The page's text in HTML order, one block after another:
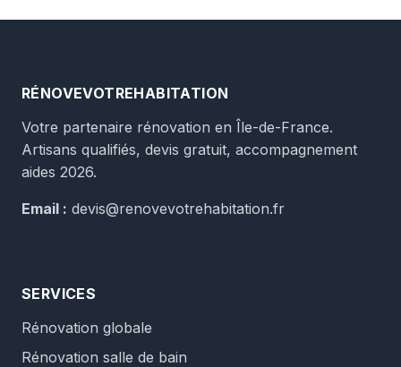
RÉNOVEVOTREHABITATION
Votre partenaire rénovation en Île-de-France.
Artisans qualifiés, devis gratuit, accompagnement
aides 2026.
Email : devis@renovevotrehabitation.fr
SERVICES
Rénovation globale
Rénovation salle de bain